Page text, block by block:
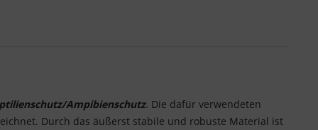
Ampibienschutz. Die dafür verwendeten
Durch das äußerst stabile und robuste Material ist